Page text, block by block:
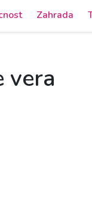
Zahrada
vera